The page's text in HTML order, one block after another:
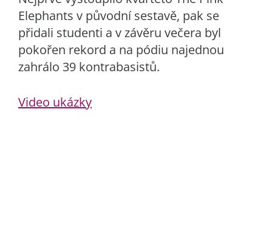
Elephants v původní sestavě, pak se
přidali studenti a v závěru večera byl
pokořen rekord a na pódiu najednou
zahrálo 39 kontrabasistů.
Video ukázky